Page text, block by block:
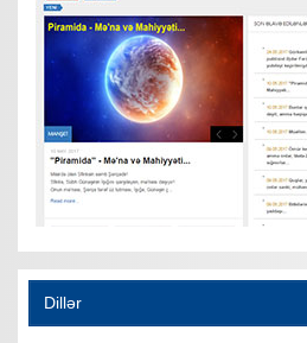
Dillər